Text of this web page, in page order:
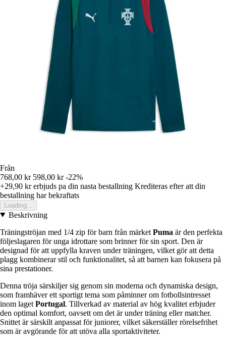
Från
768,00 kr 598,00 kr -22%
+29,90 krerbjuds pa din nasta bestallning Krediteras efter att din
bestallning har bekraftats
Loading...
Beskrivning
Träningströjan med 1/4 zip för barn från märket Puma är den perfekta
följeslagaren för unga idrottare som brinner för sin sport. Den är
designad för att uppfylla kraven under träningen, vilket gör att detta
plagg kombinerar stil och funktionalitet, så att barnen kan fokusera på
sina prestationer.
Denna tröja särskiljer sig genom sin moderna och dynamiska design,
som framhäver ett sportigt tema som påminner om fotbollsintresset
inom laget Portugal. Tillverkad av material av hög kvalitet erbjuder
den optimal komfort, oavsett om det är under träning eller matcher.
Snittet är särskilt anpassat för juniorer, vilket säkerställer rörelsefrihet
som är avgörande för att utöva alla sportaktiviteter.